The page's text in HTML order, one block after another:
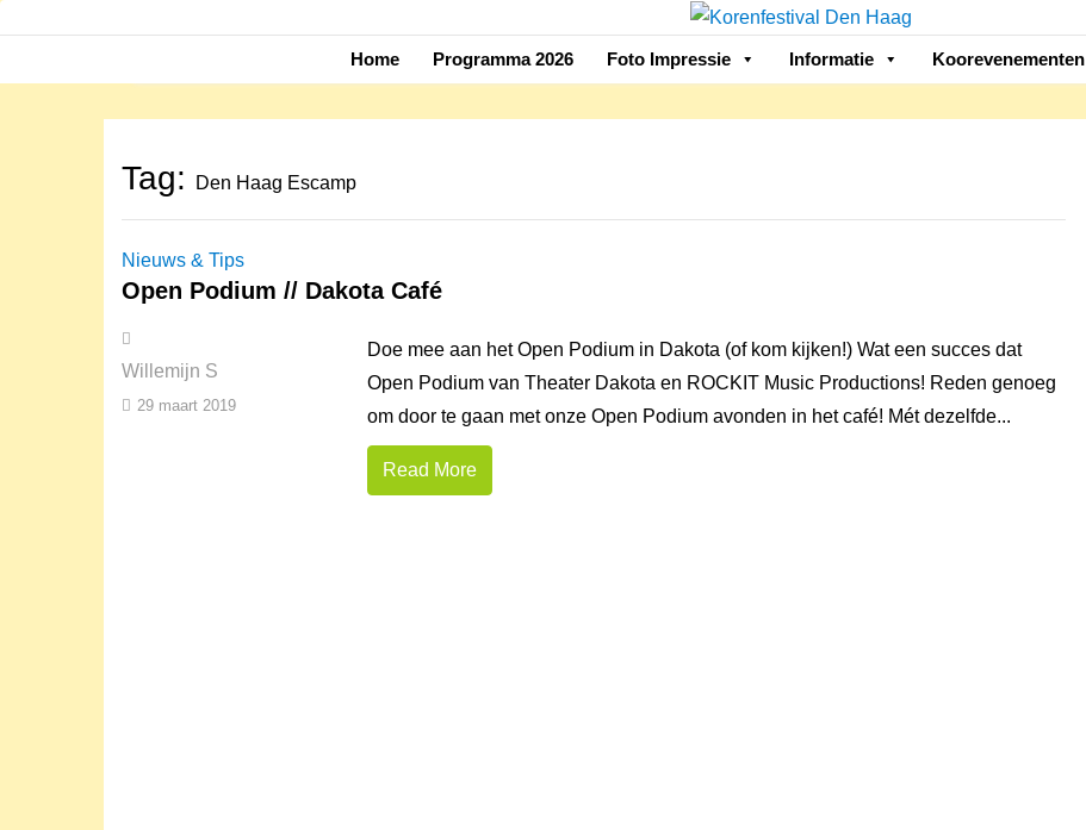
content
Home Programma 2026 Foto Impressie Informatie Koorevenementen
Tag: Den Haag Escamp
Nieuws & Tips
Open Podium // Dakota Café
Willemijn S
29 maart 2019
Doe mee aan het Open Podium in Dakota (of kom kijken!) Wat een succes dat
Open Podium van Theater Dakota en ROCKIT Music Productions! Reden genoeg
om door te gaan met onze Open Podium avonden in het café! Mét dezelfde...
Read More